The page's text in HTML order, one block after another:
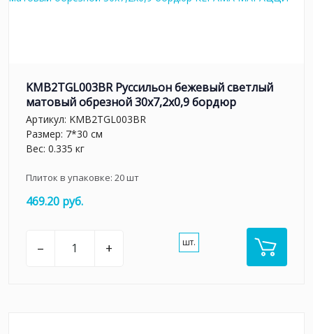
KMB2TGL003BR Руссильон бежевый светлый
матовый обрезной 30x7,2x0,9 бордюр
Артикул: KMB2TGL003BR
Размер: 7*30 см
Вес: 0.335 кг
Плиток в упаковке: 20шт
469.20 руб.
– + шт.